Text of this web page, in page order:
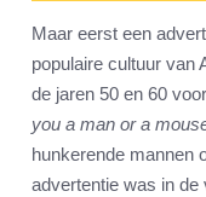
Maar eerst een
populaire cultuur van
de jaren 50 en 60
you a man or a
hunkerende mannen
advertentie was in